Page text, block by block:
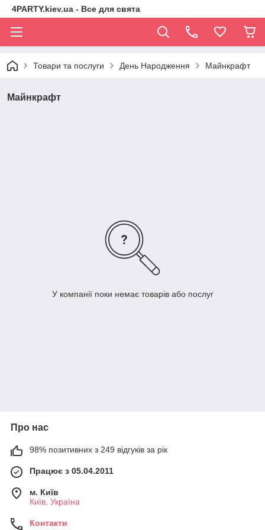
4PARTY.kiev.ua - Все для свята
Товари та послуги День Народження Майнкрафт
Майнкрафт
У компанії поки немає товарів або послуг
Про нас
98% позитивних з 249 відгуків за рік
Працює з 05.04.2011
м. Київ
Київ, Україна
Контакти